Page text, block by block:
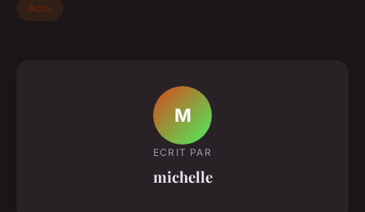
Actu
M
ECRIT PAR
michelle